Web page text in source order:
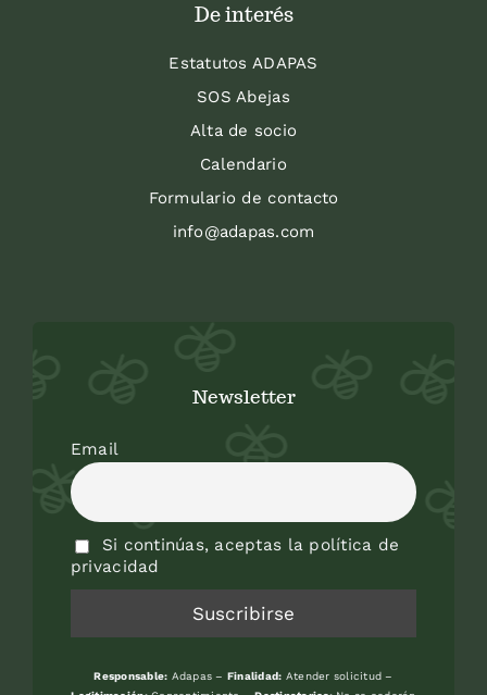
De interés
Estatutos ADAPAS
SOS Abejas
Alta de socio
Calendario
Formulario de contacto
info@adapas.com
Newsletter
Email
Si continúas, aceptas la política de
privacidad
Responsable: Adapas – Finalidad: Atender solicitud –